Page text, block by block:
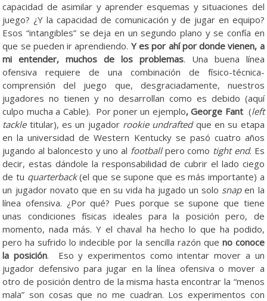
capacidad de asimilar y aprender esquemas y situaciones del
juego? ¿Y la capacidad de comunicación y de jugar en equipo?
Esos “intangibles” se deja en un segundo plano y se confía en
que se pueden ir aprendiendo. Y es por ahí por donde vienen, a
mi entender, muchos de los problemas. Una buena línea
ofensiva requiere de una combinación de físico-técnica-
comprensión del juego que, desgraciadamente, nuestros
jugadores no tienen y no desarrollan como es debido (aquí
culpo mucha a Cable). Por poner un ejemplo, George Fant (left
tackletitular), es un jugador rookie undraftedque en su etapa
en la universidad de Western Kentucky se pasó cuatro años
jugando al baloncesto y uno al footballpero como tight end. Es
decir, estas dándole la responsabilidad de cubrir el lado ciego
de tu quarterback(el que se supone que es más importante) a
un jugador novato que en su vida ha jugado un solo snapen la
línea ofensiva. ¿Por qué? Pues porque se supone que tiene
unas condiciones físicas ideales para la posición pero, de
momento, nada más. Y el chaval ha hecho lo que ha podido,
pero ha sufrido lo indecible por la sencilla razón que no conoce
la posición. Eso y experimentos como intentar mover a un
jugador defensivo para jugar en la línea ofensiva o mover a
otro de posición dentro de la misma hasta encontrar la “menos
mala” son cosas que no me cuadran. Los experimentos con